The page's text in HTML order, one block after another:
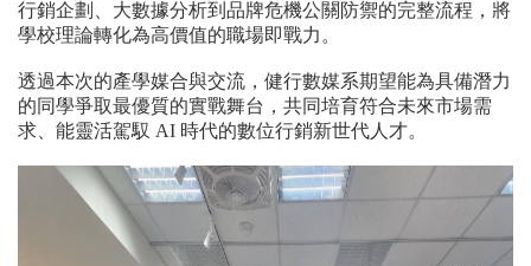
行銷企劃、大數據分析到品牌危機公關防禦的完整流程，將
學校理論轉化為高價值的職場即戰力。
透過本次的產學媒合與交流，健行數媒系期望能為具備潛力
的同學爭取最優質的實戰舞台，共同培育符合未來市場需
求、能靈活駕馭 AI 時代的數位行銷新世代人才。